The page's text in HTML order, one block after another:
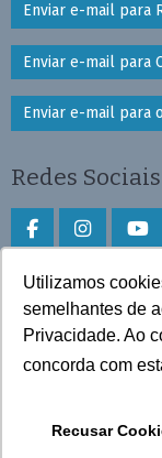
Utilizamos
semelhantes de
Privacidade. Ao
concorda com
Recusar
Enviar e-mail para
Enviar e-mail para
Enviar e-mail para
Redes Sociais
Faça download
Play Store e App
Todos os